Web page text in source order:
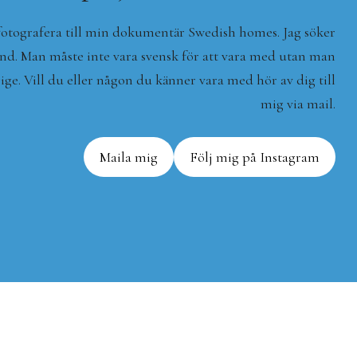
till min dokumentär Swedish homes. Jag söker
Man måste inte vara svensk för att vara med utan man
Vill du eller någon du känner vara med hör av dig till
mig via mail.
Maila mig Följ mig på Instagram